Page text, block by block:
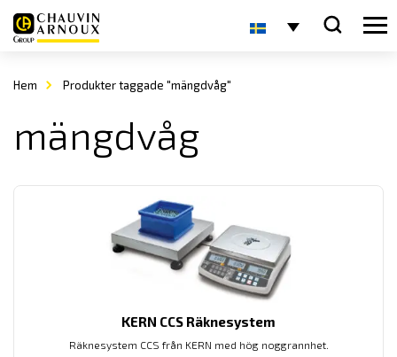
Hem Produkter taggade "mängdvåg"
mängdvåg
KERN CCS Räknesystem
Räknesystem CCS från KERN med hög noggrannhet.